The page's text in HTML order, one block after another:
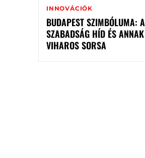
INNOVÁCIÓK
BUDAPEST SZIMBÓLUMA: A
SZABADSÁG HÍD ÉS ANNAK
VIHAROS SORSA